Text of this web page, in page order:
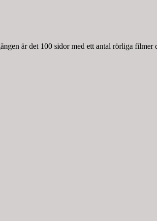
är det 100 sidor med ett antal rörliga